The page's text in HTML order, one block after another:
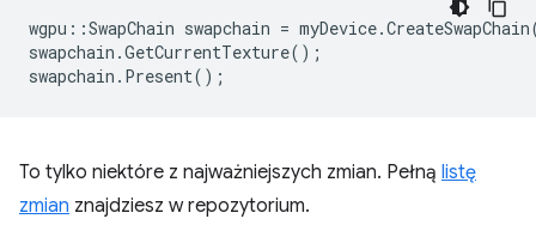
wgpu ::SwapChain swapchain = myDevice.CreateSwapChain
swapchain .GetCurrentTexture();
swapchain . Present();
To tylko niektóre z najważniejszych zmian. Pełną listę
zmian znajdziesz w repozytorium.